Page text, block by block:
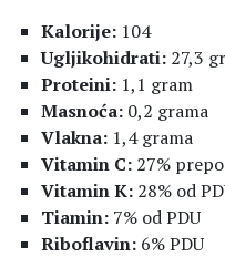
Kalorije: 104
Ugljikohidrati: 27,3
Proteini: 1,1 gram
Masnoća: 0,2 grama
Vlakna: 1,4 grama
Vitamin C: 27%
Vitamin K: 28% od
Tiamin: 7% od PDU
Riboflavin: 6% PDU